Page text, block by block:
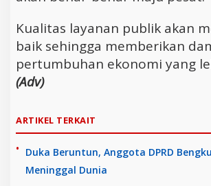
Kualitas layanan publik akan
baik sehingga memberikan
pertumbuhan ekonomi yang
(Adv)
ARTIKEL TERKAIT
Duka Beruntun, Anggota DPRD
Meninggal Dunia